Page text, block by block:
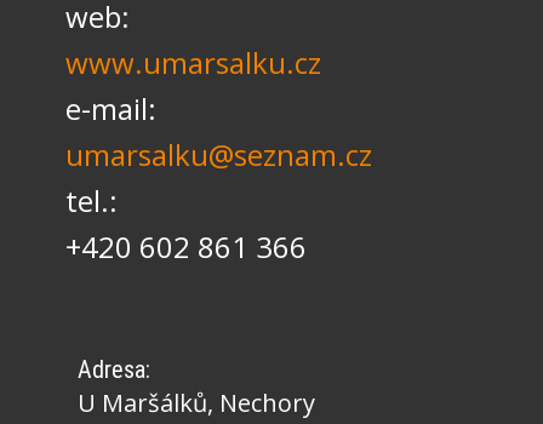
web:
www.umarsalku.cz
e-mail:
umarsalku@seznam.cz
tel.:
+420 602 861 366
Adresa:
U Maršálků, Nechory